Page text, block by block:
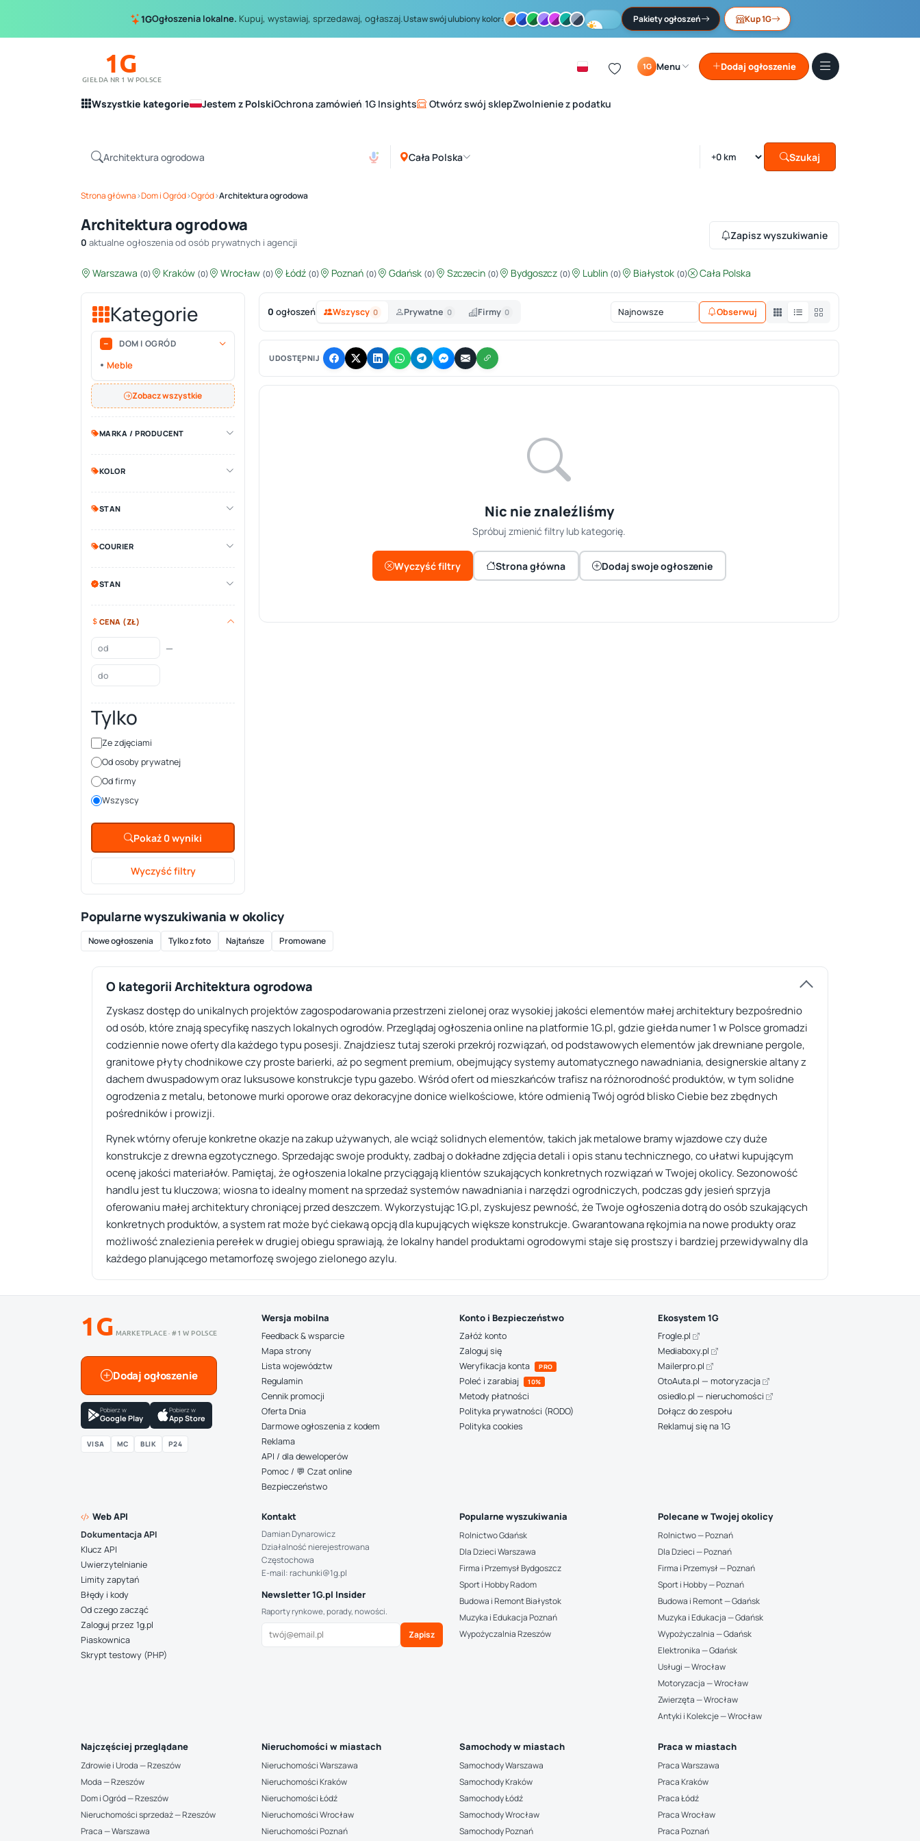
1GOgłoszenia lokalne. Kupuj, wystawiaj, sprzedawaj, ogłaszaj.Ustaw swój ulubiony kolor: Pakiety ogłoszeń Kup 1G
1G
GIEŁDA NR 1 W POLSCE
1G Menu Dodaj ogłoszenie
Wszystkie kategorie Jestem z PolskiOchrona zamówień 1G Insights Otwórz swój sklepZwolnienie z podatku
Cała Polska Szukaj
Strona główna›Dom i Ogród›Ogród›Architektura ogrodowa
Architektura ogrodowa
0 aktualne ogłoszenia od osób prywatnych i agencji
Zapisz wyszukiwanie
Warszawa (0) Kraków (0) Wrocław (0) Łódź (0) Poznań (0) Gdańsk (0) Szczecin (0) Bydgoszcz (0) Lublin (0) Białystok (0) Cała Polska
Kategorie
DOM I OGRÓD
Meble
Zobacz wszystkie
MARKA / PRODUCENT
KOLOR
STAN
COURIER
STAN
CENA (ZŁ)
—
Tylko
Ze zdjęciami
Od osoby prywatnej
Od firmy
Wszyscy
Pokaż 0 wyniki
Wyczyść filtry
0 ogłoszeń Wszyscy 0 Prywatne 0 Firmy 0 Obserwuj
UDOSTĘPNIJ
Nic nie znaleźliśmy
Spróbuj zmienić filtry lub kategorię.
Wyczyść filtry Strona główna Dodaj swoje ogłoszenie
Popularne wyszukiwania w okolicy
Nowe ogłoszenia Tylko z foto Najtańsze Promowane
O kategorii Architektura ogrodowa
Zyskasz dostęp do unikalnych projektów zagospodarowania przestrzeni zielonej oraz wysokiej jakości elementów małej architektury bezpośrednio
od osób, które znają specyfikę naszych lokalnych ogrodów. Przeglądaj ogłoszenia online na platformie 1G.pl, gdzie giełda numer 1 w Polsce gromadzi
codziennie nowe oferty dla każdego typu posesji. Znajdziesz tutaj szeroki przekrój rozwiązań, od podstawowych elementów jak drewniane pergole,
granitowe płyty chodnikowe czy proste barierki, aż po segment premium, obejmujący systemy automatycznego nawadniania, designerskie altany z
dachem dwuspadowym oraz luksusowe konstrukcje typu gazebo. Wśród ofert od mieszkańców trafisz na różnorodność produktów, w tym solidne
ogrodzenia z metalu, betonowe murki oporowe oraz dekoracyjne donice wielkościowe, które odmienią Twój ogród blisko Ciebie bez zbędnych
pośredników i prowizji.
Rynek wtórny oferuje konkretne okazje na zakup używanych, ale wciąż solidnych elementów, takich jak metalowe bramy wjazdowe czy duże
konstrukcje z drewna egzotycznego. Sprzedając swoje produkty, zadbaj o dokładne zdjęcia detali i opis stanu technicznego, co ułatwi kupującym
ocenę jakości materiałów. Pamiętaj, że ogłoszenia lokalne przyciągają klientów szukających konkretnych rozwiązań w Twojej okolicy. Sezonowość
handlu jest tu kluczowa; wiosna to idealny moment na sprzedaż systemów nawadniania i narzędzi ogrodniczych, podczas gdy jesień sprzyja
oferowaniu małej architektury chroniącej przed deszczem. Wykorzystując 1G.pl, zyskujesz pewność, że Twoje ogłoszenia dotrą do osób szukających
konkretnych produktów, a system rat może być ciekawą opcją dla kupujących większe konstrukcje. Gwarantowana rękojmia na nowe produkty oraz
możliwość znalezienia perełek w drugiej obiegu sprawiają, że lokalny handel produktami ogrodowymi staje się prostszy i bardziej przewidywalny dla
każdego planującego metamorfozę swojego zielonego azylu.
1G MARKETPLACE · #1 W POLSCE
Dodaj ogłoszenie
Pobierz w
Google Play
Pobierz w
App Store
VISA MC BLIK P24
Wersja mobilna
Feedback & wsparcie
Mapa strony
Lista województw
Regulamin
Cennik promocji
Oferta Dnia
Darmowe ogłoszenia z kodem
Reklama
API / dla deweloperów
Pomoc / 💬 Czat online
Bezpieczeństwo
Konto i Bezpieczeństwo
Załóż konto
Zaloguj się
Weryfikacja konta
PRO
Poleć i zarabiaj 10%
Metody płatności
Polityka prywatności (RODO)
Polityka cookies
Ekosystem 1G
Frogle.pl
Mediaboxy.pl
Mailerpro.pl
OtoAuta.pl — motoryzacja
osiedlo.pl — nieruchomości
Dołącz do zespołu
Reklamuj się na 1G
Web API
Dokumentacja API
Klucz API
Uwierzytelnianie
Limity zapytań
Błędy i kody
Od czego zacząć
Zaloguj przez 1g.pl
Piaskownica
Skrypt testowy (PHP)
Kontakt
Damian Dynarowicz
Działalność nierejestrowana
Częstochowa
E-mail: rachunki@1g.pl
Newsletter 1G.pl Insider
Raporty rynkowe, porady, nowości.
Zapisz
Popularne wyszukiwania
Rolnictwo Gdańsk
Dla Dzieci Warszawa
Firma i Przemysł Bydgoszcz
Sport i Hobby Radom
Budowa i Remont Białystok
Muzyka i Edukacja Poznań
Wypożyczalnia Rzeszów
Polecane w Twojej okolicy
Rolnictwo — Poznań
Dla Dzieci — Poznań
Firma i Przemysł — Poznań
Sport i Hobby — Poznań
Budowa i Remont — Gdańsk
Muzyka i Edukacja — Gdańsk
Wypożyczalnia — Gdańsk
Elektronika — Gdańsk
Usługi — Wrocław
Motoryzacja — Wrocław
Zwierzęta — Wrocław
Antyki i Kolekcje — Wrocław
Najczęściej przeglądane
Zdrowie i Uroda — Rzeszów
Moda — Rzeszów
Dom i Ogród — Rzeszów
Nieruchomości sprzedaż — Rzeszów
Praca — Warszawa
Nieruchomości w miastach
Nieruchomości Warszawa
Nieruchomości Kraków
Nieruchomości Łódź
Nieruchomości Wrocław
Nieruchomości Poznań
Samochody w miastach
Samochody Warszawa
Samochody Kraków
Samochody Łódź
Samochody Wrocław
Samochody Poznań
Praca w miastach
Praca Warszawa
Praca Kraków
Praca Łódź
Praca Wrocław
Praca Poznań